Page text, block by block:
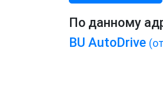
По данному
BU AutoDrive